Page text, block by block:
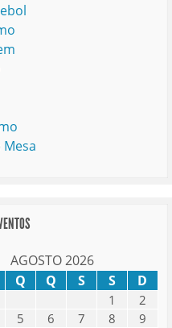
Mesa
AGOSTO 2026
Q Q S S D
1
2
5 6 7 8
9